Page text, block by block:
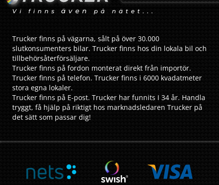
Vi finns även på nätet...
Trucker finns på vägarna, sålt på över 30.000
slutkonsumenters bilar. Trucker finns hos din lokala bil och
tillbehörsåterförsäljare.
Trucker finns på fordon monterat direkt från importör.
Trucker finns på telefon. Trucker finns i 6000 kvadatmeter
stora egna lokaler.
Trucker finns på E-post. Trucker har funnits I 34 år. Handla
tryggt, få hjälp på riktigt hos marknadsledaren Trucker på
det sätt som passar dig!